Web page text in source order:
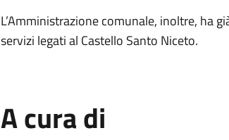
L’Amministrazione comunale, inoltre, ha
servizi legati al Castello Santo Niceto.
A cura di